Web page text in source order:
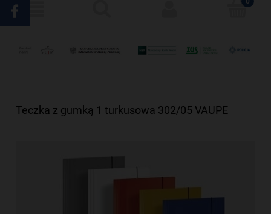
Teczka z gumką 1 turkusowa 302/05 VAUPE